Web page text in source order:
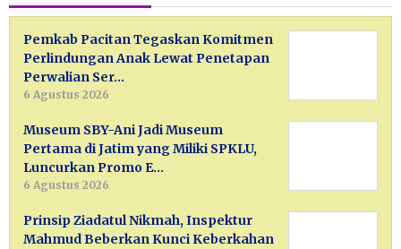
Pemkab Pacitan Tegaskan Komitmen
Perlindungan Anak Lewat Penetapan
Perwalian Ser…
6 Agustus 2026
Museum SBY-Ani Jadi Museum
Pertama di Jatim yang Miliki SPKLU,
Luncurkan Promo E…
6 Agustus 2026
Prinsip Ziadatul Nikmah, Inspektur
Mahmud Beberkan Kunci Keberkahan